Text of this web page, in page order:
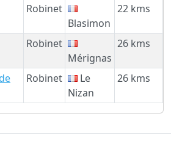
Robinet
Blasimon
22 kms
Robinet
Mérignas
26 kms
Robinet
Le
Nizan
26 kms